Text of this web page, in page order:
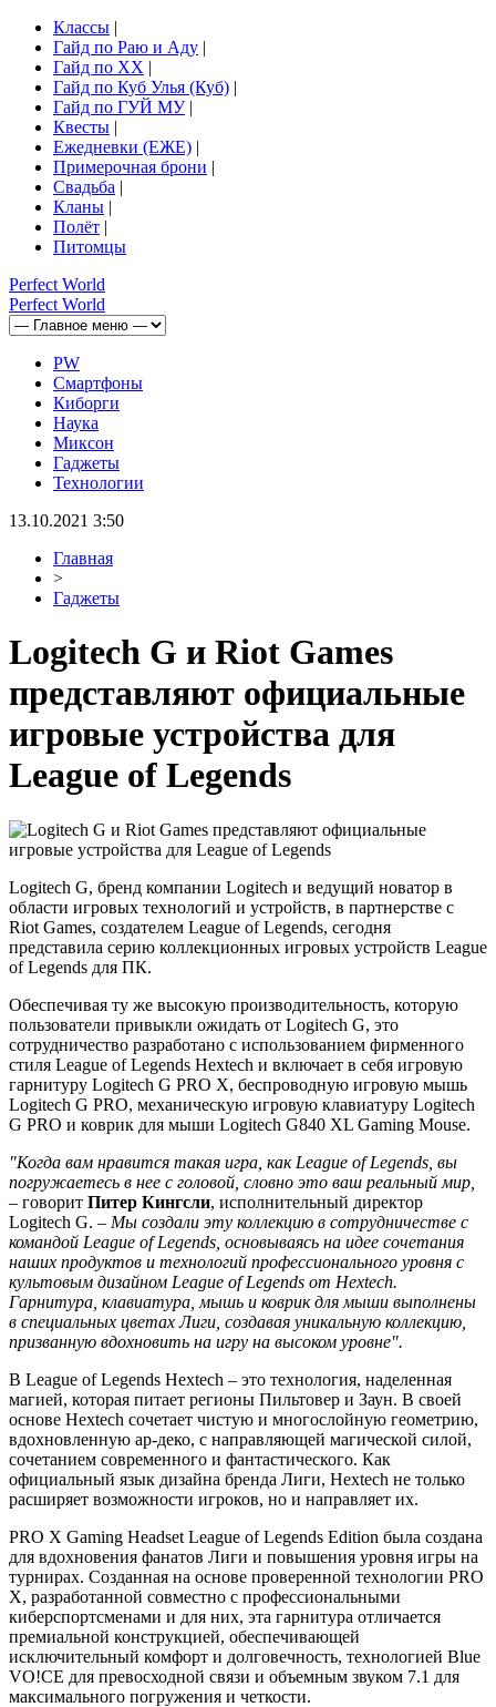
Классы |
Гайд по Раю и Аду |
Гайд по ХХ |
Гайд по Куб Улья (Куб) |
Гайд по ГУЙ МУ|
Квесты |
Ежедневки (ЕЖЕ) |
Примерочная брони |
Свадьба |
Кланы |
Полёт |
Питомцы
Perfect World
Perfect World
PW
Смартфоны
Киборги
Наука
Миксон
Гаджеты
Технологии
13.10.2021 3:50
Главная
>
Гаджеты
Logitech G и Riot Games
представляют официальные
игровые устройства для
League of Legends
Logitech G, бренд компании Logitech и ведущий новатор в
области игровых технологий и устройств, в партнерстве с
Riot Games, создателем League of Legends, сегодня
представила серию коллекционных игровых устройств League
of Legends для ПК.
Обеспечивая ту же высокую производительность, которую
пользователи привыкли ожидать от Logitech G, это
сотрудничество разработано с использованием фирменного
стиля League of Legends Hextech и включает в себя игровую
гарнитуру Logitech G PRO X, беспроводную игровую мышь
Logitech G PRO, механическую игровую клавиатуру Logitech
G PRO и коврик для мыши Logitech G840 XL Gaming Mouse.
"Когда вам нравится такая игра, как League of Legends, вы
погружаетесь в нее с головой, словно это ваш реальный мир,
– говорит Питер Кингсли, исполнительный директор
Logitech G. – Мы создали эту коллекцию в сотрудничестве с
командой League of Legends, основываясь на идее сочетания
наших продуктов и технологий профессионального уровня с
культовым дизайном League of Legends от Hextech.
Гарнитура, клавиатура, мышь и коврик для мыши выполнены
в специальных цветах Лиги, создавая уникальную коллекцию,
призванную вдохновить на игру на высоком уровне".
В League of Legends Hextech – это технология, наделенная
магией, которая питает регионы Пильтовер и Заун. В своей
основе Hextech сочетает чистую и многослойную геометрию,
вдохновленную ар-деко, с направляющей магической силой,
сочетанием современного и фантастического. Как
официальный язык дизайна бренда Лиги, Hextech не только
расширяет возможности игроков, но и направляет их.
PRO X Gaming Headset League of Legends Edition была создана
для вдохновения фанатов Лиги и повышения уровня игры на
турнирах. Созданная на основе проверенной технологии PRO
X, разработанной совместно с профессиональными
киберспортсменами и для них, эта гарнитура отличается
премиальной конструкцией, обеспечивающей
исключительный комфорт и долговечность, технологией Blue
VO!CE для превосходной связи и объемным звуком 7.1 для
максимального погружения и четкости.